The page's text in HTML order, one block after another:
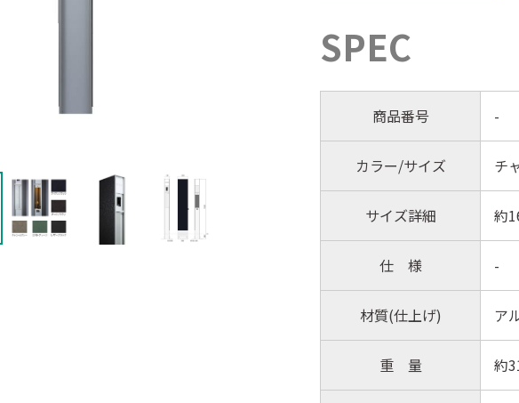
SPEC
商品番号 -
カラー/サイズ チ
サイズ詳細 約
仕 様 -
材質(仕上げ) ア
重 量 約